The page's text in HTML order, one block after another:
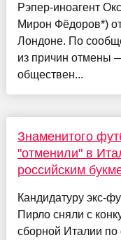
Рэпер-иноагент
Мирон Фёдоров*)
Лондоне. По
из причин отмены
обществен...
Знаменитого
"отменили" в
российским
Кандидатуру экс-
Пирло сняли с
сборной Италии по